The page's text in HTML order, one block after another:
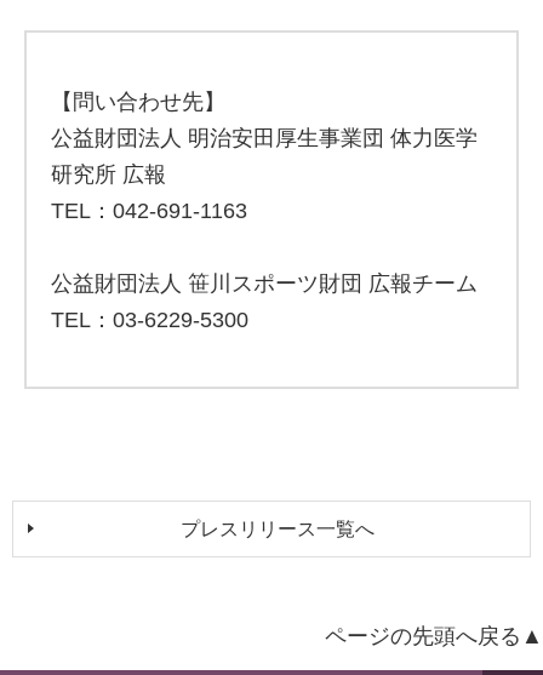
【問い合わせ先】
公益財団法人 明治安田厚生事業団 体力医学
研究所 広報
TEL：042-691-1163
公益財団法人 笹川スポーツ財団 広報チーム
TEL：03-6229-5300
プレスリリース一覧へ
ページの先頭へ戻る▲